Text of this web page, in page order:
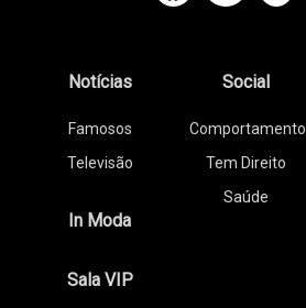
Notícias
Famosos
Televisão
In Moda
Sala VIP
Social
Comportamento
Tem Direito
Saúde